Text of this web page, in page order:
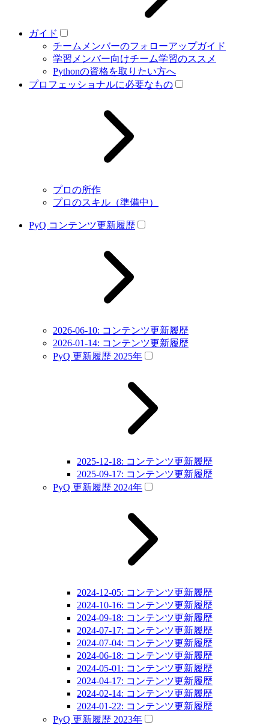
ガイド
チームメンバーのフォローアップガイド
学習メンバー向けチーム学習のススメ
Pythonの資格を取りたい方へ
プロフェッショナルに必要なもの
プロの所作
プロのスキル（準備中）
PyQ コンテンツ更新履歴
2026-06-10: コンテンツ更新履歴
2026-01-14: コンテンツ更新履歴
PyQ 更新履歴 2025年
2025-12-18: コンテンツ更新履歴
2025-09-17: コンテンツ更新履歴
PyQ 更新履歴 2024年
2024-12-05: コンテンツ更新履歴
2024-10-16: コンテンツ更新履歴
2024-09-18: コンテンツ更新履歴
2024-07-17: コンテンツ更新履歴
2024-07-04: コンテンツ更新履歴
2024-06-18: コンテンツ更新履歴
2024-05-01: コンテンツ更新履歴
2024-04-17: コンテンツ更新履歴
2024-02-14: コンテンツ更新履歴
2024-01-22: コンテンツ更新履歴
PyQ 更新履歴 2023年